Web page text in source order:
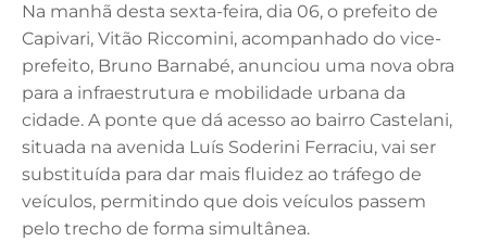
c
e
b
o
o
k
k
e
dI
n
it
te
r
ai
l
at
s
A
p
p
Na manhã desta sexta-feira, dia 06, o prefeito de
Capivari, Vitão Riccomini, acompanhado do vice-
prefeito, Bruno Barnabé, anunciou uma nova obra
para a infraestrutura e mobilidade urbana da
cidade. A ponte que dá acesso ao bairro Castelani,
situada na avenida Luís Soderini Ferraciu, vai ser
substituída para dar mais fluidez ao tráfego de
veículos, permitindo que dois veículos passem
pelo trecho de forma simultânea.